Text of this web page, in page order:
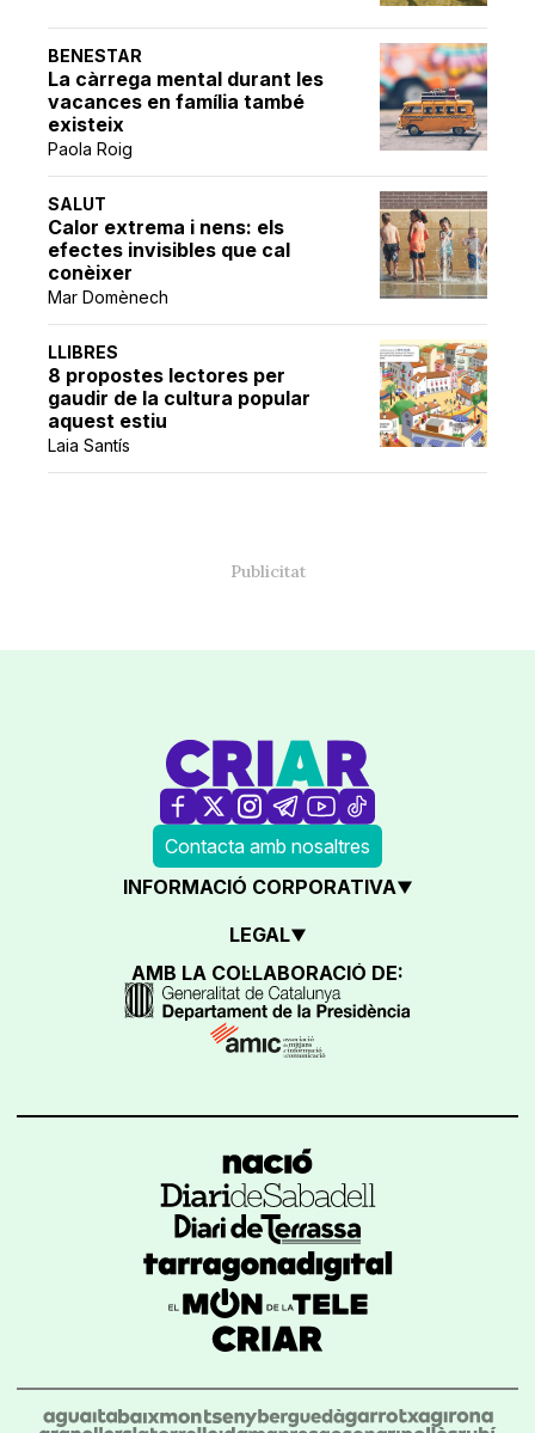
BENESTAR
La càrrega mental durant les
vacances en família també
existeix
Paola Roig
SALUT
Calor extrema i nens: els
efectes invisibles que cal
conèixer
Mar Domènech
LLIBRES
8 propostes lectores per
gaudir de la cultura popular
aquest estiu
Laia Santís
Contacta amb nosaltres
INFORMACIÓ CORPORATIVA
LEGAL
AMB LA COL·LABORACIÓ DE: